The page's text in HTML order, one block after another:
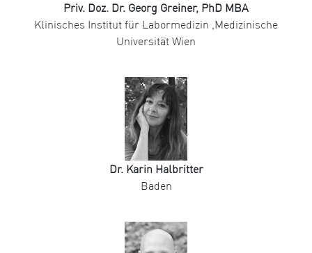
Priv. Doz. Dr. Georg Greiner, PhD MBA
Klinisches Institut für Labormedizin ,Medizinische
Universität Wien
Dr. Karin Halbritter
Baden